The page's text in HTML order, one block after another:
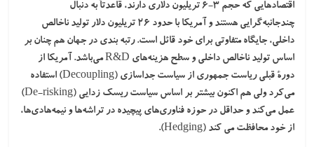
اقتصادهایی که حجم ۳-۶ تریلیون دلاری دارند، قاعدتاً به دنبال
چندجانبه‌گرایی هستند و آمریکا با حدود ۲۶ تریلیون دلار تولید ناخالص
داخلی، جایگاه متفاوتی برای خود قائل است. رتبه ‌بندی در جهان هم چنان بر
اساس تولید ناخالص داخلی و سطح هزینه‌های R&D می‌باشد. آمریکا از
دورۀ قبلی ریاست جمهوری از سیاست جداسازی (Decoupling) استفاده
می‌کرد ولی هم اکنون بیشتر بر اساس سیاست ریسک زدایی (De-risking)
عمل می‌کند و حداقل در حوزه فناوری‌های پیچیده در تراشه‌ها و نیمه‌هادی‌ها،
از خود محافظت می کند (Hedging).